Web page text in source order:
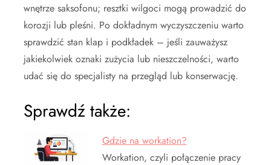
wnętrze saksofonu; resztki wilgoci mogą prowadzić do
korozji lub pleśni. Po dokładnym wyczyszczeniu warto
sprawdzić stan klap i podkładek – jeśli zauważysz
jakiekolwiek oznaki zużycia lub nieszczelności, warto
udać się do specjalisty na przegląd lub konserwację.
Sprawdź także:
Gdzie na workation?
Workation, czyli połączenie pracy